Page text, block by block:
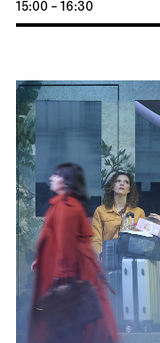
Schauspiel Stuttgart
Spoken Arts Festival